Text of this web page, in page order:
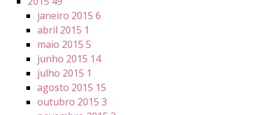
janeiro 2015 6
abril 2015 1
maio 2015 5
junho 2015 14
julho 2015 1
agosto 2015 15
outubro 2015 3